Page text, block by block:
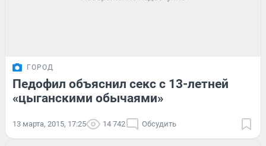
ГОРОД
Педофил объяснил секс с 13-летней
«цыганскими обычаями»
13 марта, 2015, 17:25 14 742 Обсудить